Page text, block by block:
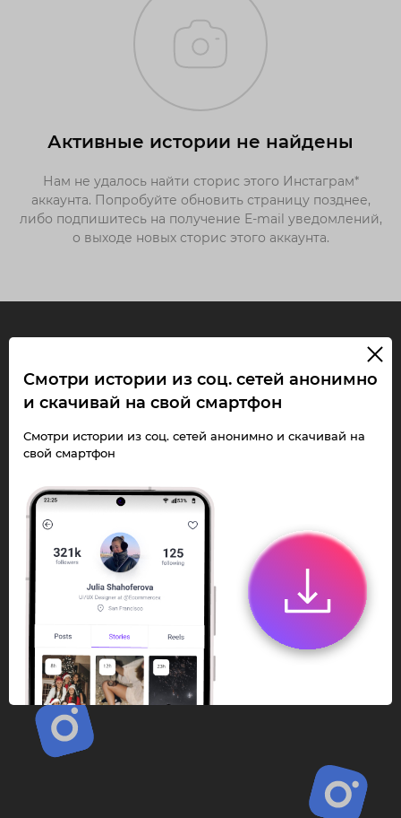
Активные истории не найдены
Нам не удалось найти сторис этого Инстаграм*
аккаунта. Попробуйте обновить страницу позднее,
либо подпишитесь на получение E-mail уведомлений,
о выходе новых сторис этого аккаунта.
Смотри Stories и
скачивай Reels без
ограничений!
Переходи в ИнстаПай бот - смотри и
Stories
анонимно в чате
или Telegram-приложении.
Быстро, просто и удобно.
Перейти к боту
Смотри истории из соц. сетей анонимно
и скачивай на свой смартфон
Смотри истории из соц. сетей анонимно и скачивай на
свой смартфон